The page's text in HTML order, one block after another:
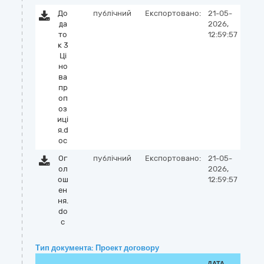
До
да
то
к 3
Ці
но
ва
пр
оп
оз
иці
я.d
oc
публічний Експортовано:
21-05-
2026,
12:59:57
Ог
ол
ош
ен
ня.
do
c
публічний Експортовано:
21-05-
2026,
12:59:57
Тип документа: Проект договору